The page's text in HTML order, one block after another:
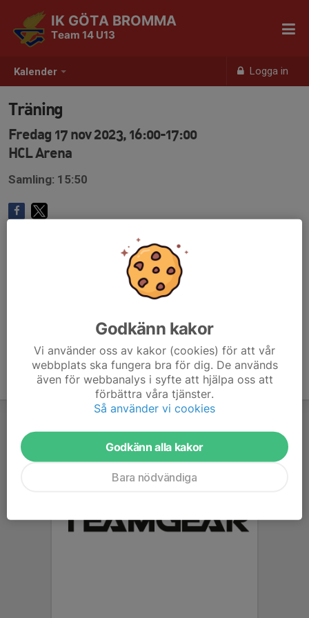
Kalender Logga in
IK GÖTA BROMMA
Team 14 U13
Träning
Fredag 17 nov 2023, 16:00-17:00
HCL Arena
Samling: 15:50
Godkänn kakor
Vi använder oss av kakor (cookies) för att vår
webbplats ska fungera bra för dig. De används
även för webbanalys i syfte att hjälpa oss att
förbättra våra tjänster.
Så använder vi cookies
Godkänn alla kakor
Bara nödvändiga